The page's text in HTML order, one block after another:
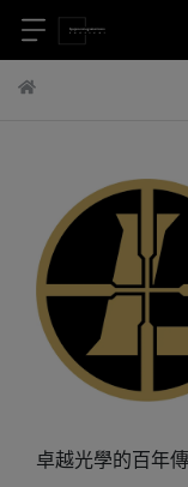
卓越光學的百年